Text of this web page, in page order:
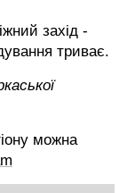
захід -
триває.
можна